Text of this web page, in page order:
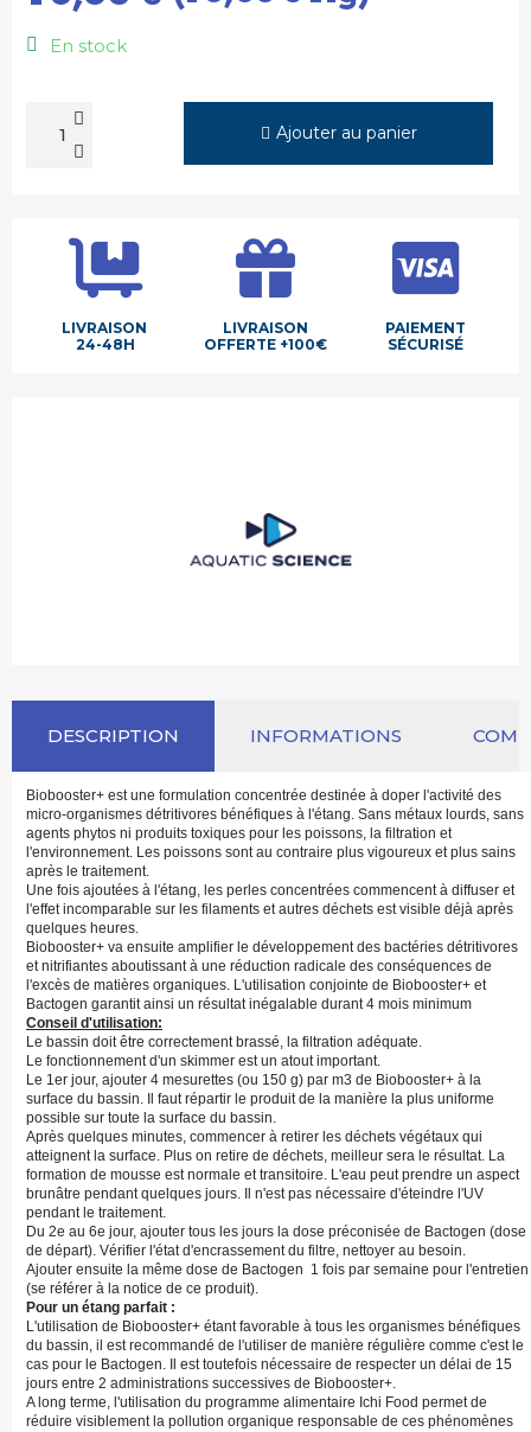
En stock
Ajouter au panier
LIVRAISON
24-48H
LIVRAISON
OFFERTE +100€
PAIEMENT
SÉCURISÉ
DESCRIPTION INFORMATIONS
Biobooster+ est une formulation concentrée destinée à doper l'activité des
micro-organismes détritivores bénéfiques à l'étang. Sans métaux lourds, sans
agents phytos ni produits toxiques pour les poissons, la filtration et
l'environnement. Les poissons sont au contraire plus vigoureux et plus sains
après le traitement.
Une fois ajoutées à l'étang, les perles concentrées commencent à diffuser et
l'effet incomparable sur les filaments et autres déchets est visible déjà après
quelques heures.
Biobooster+ va ensuite amplifier le développement des bactéries détritivores
et nitrifiantes aboutissant à une réduction radicale des conséquences de
l'excès de matières organiques. L'utilisation conjointe de Biobooster+ et
Bactogen garantit ainsi un résultat inégalable durant 4 mois minimum
Conseil d'utilisation:
Le bassin doit être correctement brassé, la filtration adéquate.
Le fonctionnement d'un skimmer est un atout important.
Le 1er jour, ajouter 4 mesurettes (ou 150 g) par m3 de Biobooster+ à la
surface du bassin. Il faut répartir le produit de la manière la plus uniforme
possible sur toute la surface du bassin.
Après quelques minutes, commencer à retirer les déchets végétaux qui
atteignent la surface. Plus on retire de déchets, meilleur sera le résultat. La
formation de mousse est normale et transitoire. L'eau peut prendre un aspect
brunâtre pendant quelques jours. Il n'est pas nécessaire d'éteindre l'UV
pendant le traitement.
Du 2e au 6e jour, ajouter tous les jours la dose préconisée de Bactogen (dose
de départ). Vérifier l'état d'encrassement du filtre, nettoyer au besoin.
Ajouter ensuite la même dose de Bactogen 1 fois par semaine pour l'entretien
(se référer à la notice de ce produit).
Pour un étang parfait :
L'utilisation de Biobooster+ étant favorable à tous les organismes bénéfiques
du bassin, il est recommandé de l'utiliser de manière régulière comme c'est le
cas pour le Bactogen. Il est toutefois nécessaire de respecter un délai de 15
jours entre 2 administrations successives de Biobooster+.
A long terme, l'utilisation du programme alimentaire Ichi Food permet de
réduire visiblement la pollution organique responsable de ces phénomènes